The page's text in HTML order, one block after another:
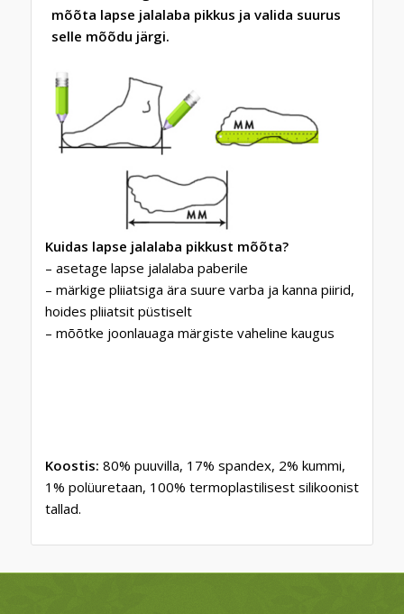
mõõta lapse jalalaba pikkus ja valida suurus
selle mõõdu järgi.
Kuidas lapse jalalaba pikkust mõõta?
– asetage lapse jalalaba paberile
– märkige pliiatsiga ära suure varba ja kanna piirid,
hoides pliiatsit püstiselt
– mõõtke joonlauaga märgiste vaheline kaugus
Koostis: 80% puuvilla, 17% spandex, 2% kummi,
1% polüuretaan, 100% termoplastilisest silikoonist
tallad.